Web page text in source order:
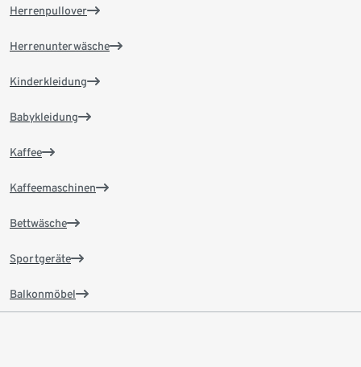
Herrenpullover
Herrenunterwäsche
Kinderkleidung
Babykleidung
Kaffee
Kaffeemaschinen
Bettwäsche
Sportgeräte
Balkonmöbel